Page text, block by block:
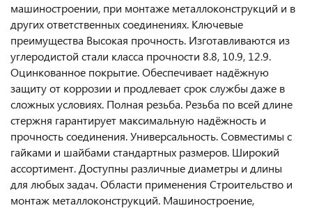
машиностроении, при монтаже металлоконструкций и в
других ответственных соединениях. Ключевые
преимущества Высокая прочность. Изготавливаются из
углеродистой стали класса прочности 8.8, 10.9, 12.9.
Оцинкованное покрытие. Обеспечивает надёжную
защиту от коррозии и продлевает срок службы даже в
сложных условиях. Полная резьба. Резьба по всей длине
стержня гарантирует максимальную надёжность и
прочность соединения. Универсальность. Совместимы с
гайками и шайбами стандартных размеров. Широкий
ассортимент. Доступны различные диаметры и длины
для любых задач. Области применения Строительство и
монтаж металлоконструкций. Машиностроение,